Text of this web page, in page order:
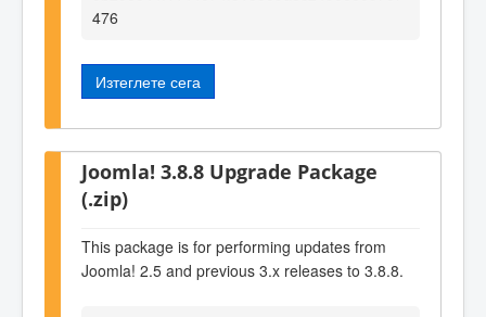
476
Изтеглете сега
Joomla! 3.8.8 Upgrade Package
(.zip)
This package is for performing updates from
Joomla! 2.5 and previous 3.x releases to 3.8.8.